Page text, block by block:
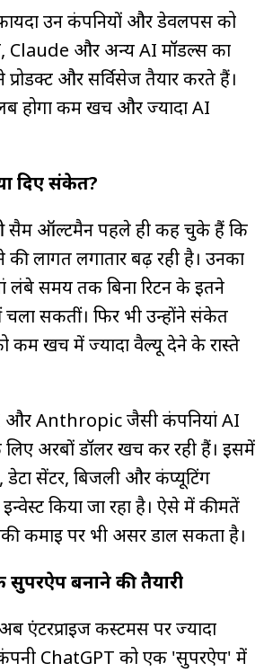
उन कंपनियों और डेवलपर्स को
Claude और अन्य AI मॉडल्स का
और सर्विसेज तैयार करते हैं।
होगा कम खर्च और ज्यादा AI
दिए संकेत?
ऑल्टमैन पहले ही कह चुके हैं कि
लागत लगातार बढ़ रही है। उनका
लंबे समय तक बिना रिटर्न के इतने
चला सकतीं। फिर भी उन्होंने संकेत
कम खर्च में ज्यादा वैल्यू देने के रास्ते
Anthropic जैसी कंपनियां AI
अरबों डॉलर खर्च कर रही हैं। इसमें
डेटा सेंटर, बिजली और कंप्यूटिंग
इन्वेस्ट किया जा रहा है। ऐसे में कीमतें
कमाई पर भी असर डाल सकता है।
बनाने की तैयारी
एंटरप्राइज कस्टमर्स पर ज्यादा
ChatGPT को एक 'सुपरऐप' में